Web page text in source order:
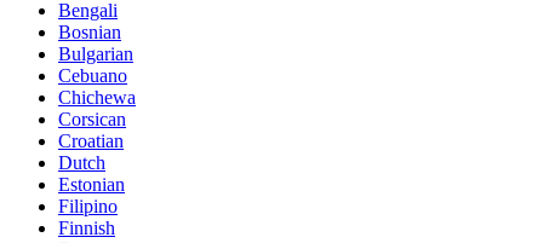
Bengali
Bosnian
Bulgarian
Cebuano
Chichewa
Corsican
Croatian
Dutch
Estonian
Filipino
Finnish